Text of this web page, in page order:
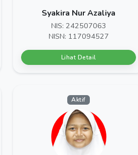
Syakira Nur Azaliya
NIS: 242507063
NISN: 117094527
Lihat Detail
Aktif